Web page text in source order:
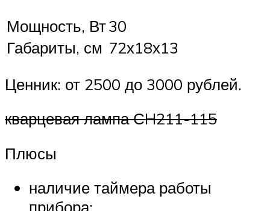
Мощность, Вт30
Габариты, см 72х18х13
Ценник: от 2500 до 3000 рублей.
кварцевая лампа СH211-115
Плюсы
наличие таймера работы
прибора;